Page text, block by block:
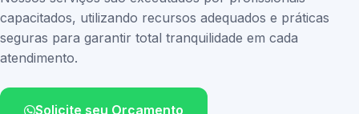
capacitados, utilizando recursos adequados e práticas
seguras para garantir total tranquilidade em cada
atendimento.
Solicite seu Orçamento